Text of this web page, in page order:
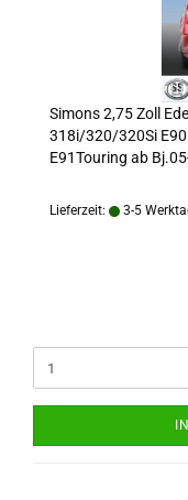
Simons 2,75 Zoll
318i/320/320Si
E91Touring ab
Lieferzeit: 3-5